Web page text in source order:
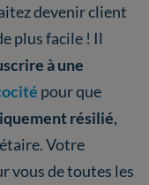
devenir client
plus facile ! Il
à une
pour que
résilié,
Votre
vous de toutes les